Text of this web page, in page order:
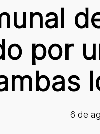
por
6 de